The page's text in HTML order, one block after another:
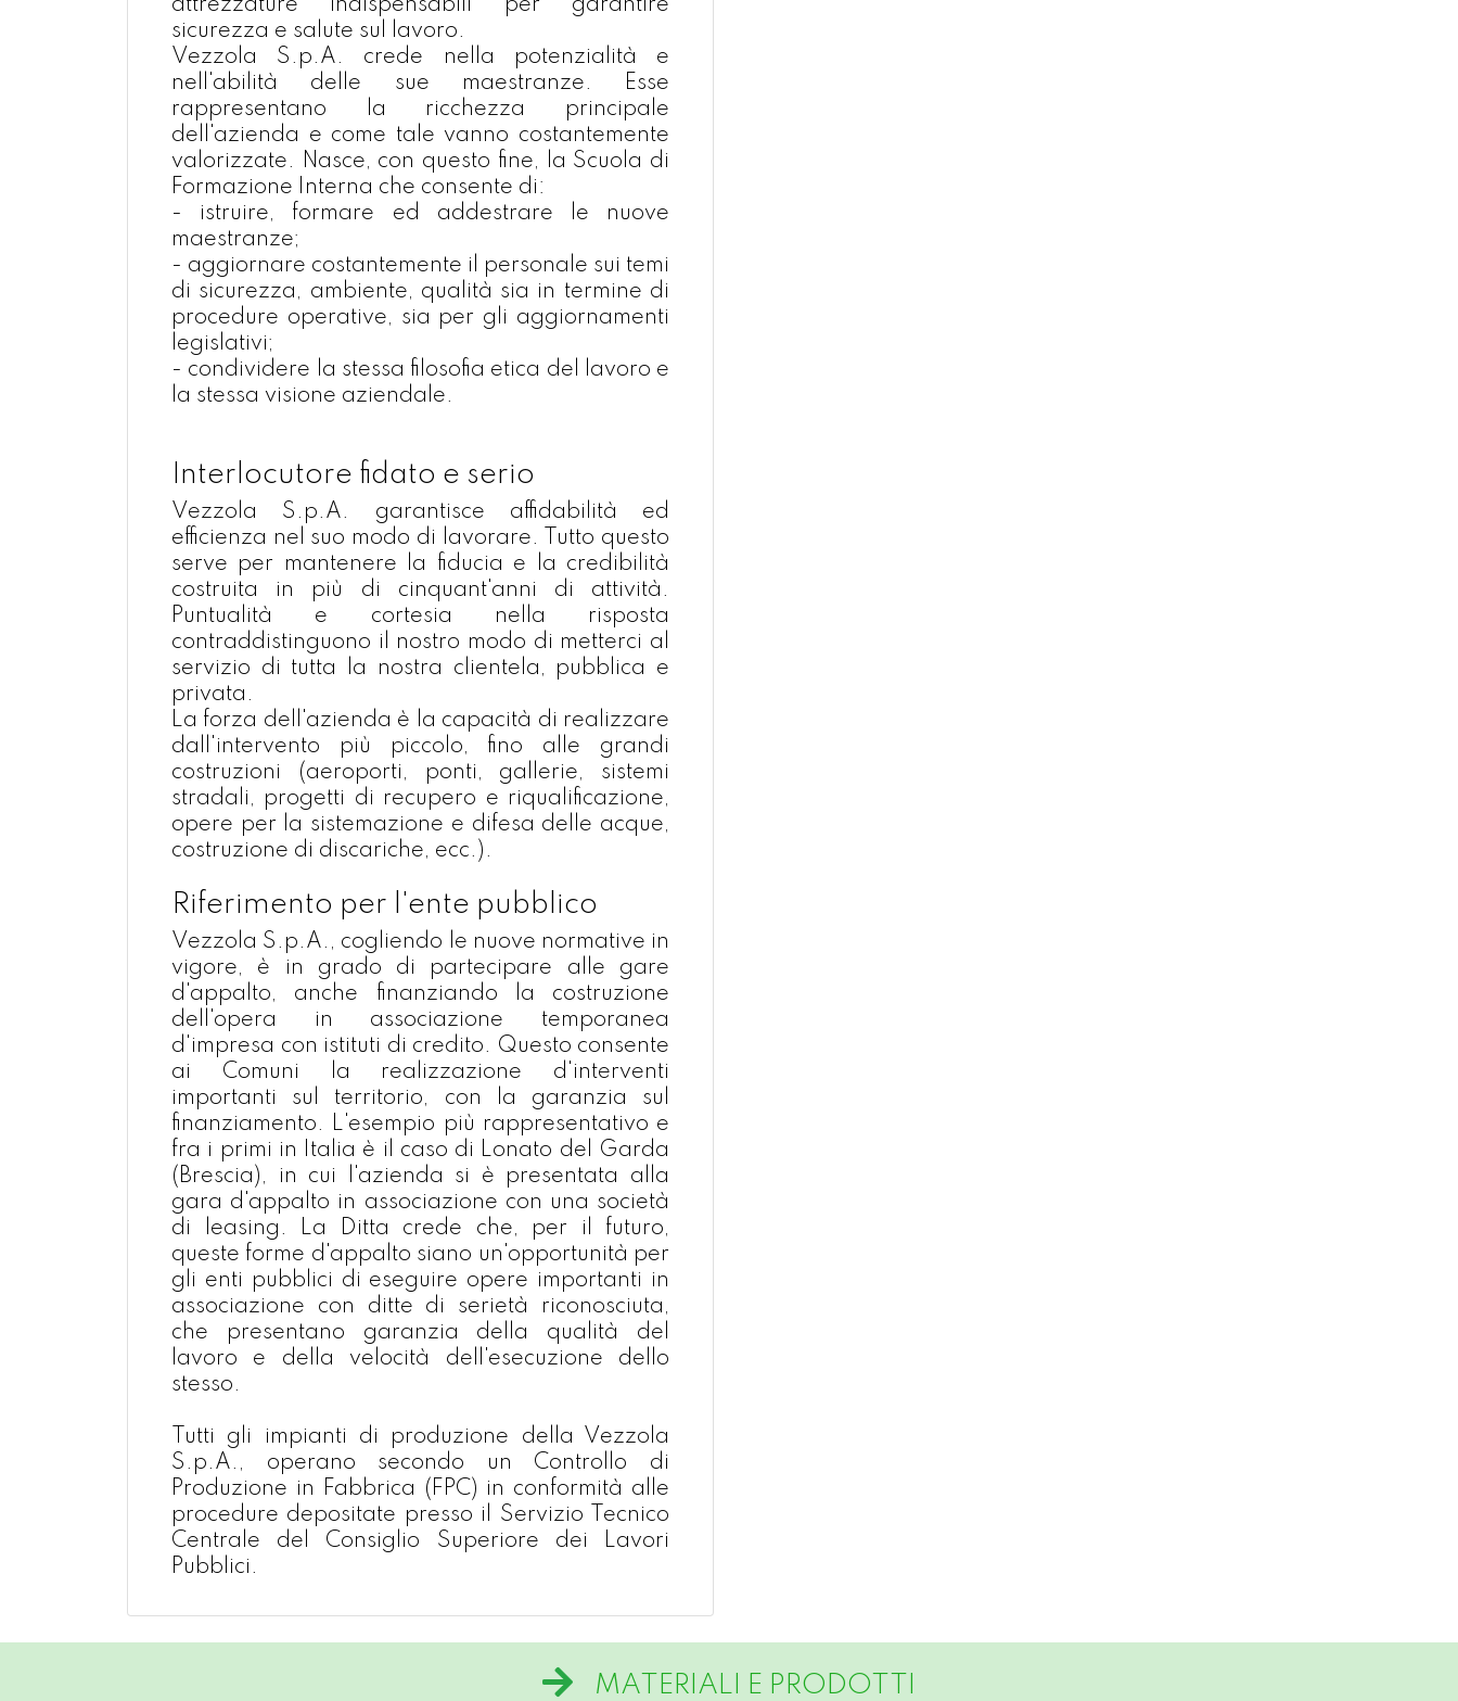
attrezzature indispensabili per garantire
sicurezza e salute sul lavoro.
Vezzola S.p.A. crede nella potenzialità e
nell'abilità delle sue maestranze. Esse
rappresentano la ricchezza principale
dell'azienda e come tale vanno costantemente
valorizzate. Nasce, con questo fine, la Scuola di
Formazione Interna che consente di:
- istruire, formare ed addestrare le nuove
maestranze;
- aggiornare costantemente il personale sui temi
di sicurezza, ambiente, qualità sia in termine di
procedure operative, sia per gli aggiornamenti
legislativi;
- condividere la stessa filosofia etica del lavoro e
la stessa visione aziendale.
Interlocutore fidato e serio
Vezzola S.p.A. garantisce affidabilità ed
efficienza nel suo modo di lavorare. Tutto questo
serve per mantenere la fiducia e la credibilità
costruita in più di cinquant'anni di attività.
Puntualità e cortesia nella risposta
contraddistinguono il nostro modo di metterci al
servizio di tutta la nostra clientela, pubblica e
privata.
La forza dell'azienda è la capacità di realizzare
dall'intervento più piccolo, fino alle grandi
costruzioni (aeroporti, ponti, gallerie, sistemi
stradali, progetti di recupero e riqualificazione,
opere per la sistemazione e difesa delle acque,
costruzione di discariche, ecc.).
Riferimento per l'ente pubblico
Vezzola S.p.A., cogliendo le nuove normative in
vigore, è in grado di partecipare alle gare
d'appalto, anche finanziando la costruzione
dell'opera in associazione temporanea
d'impresa con istituti di credito. Questo consente
ai Comuni la realizzazione d'interventi
importanti sul territorio, con la garanzia sul
finanziamento. L'esempio più rappresentativo e
fra i primi in Italia è il caso di Lonato del Garda
(Brescia), in cui l'azienda si è presentata alla
gara d'appalto in associazione con una società
di leasing. La Ditta crede che, per il futuro,
queste forme d'appalto siano un'opportunità per
gli enti pubblici di eseguire opere importanti in
associazione con ditte di serietà riconosciuta,
che presentano garanzia della qualità del
lavoro e della velocità dell'esecuzione dello
stesso.
Tutti gli impianti di produzione della Vezzola
S.p.A., operano secondo un Controllo di
Produzione in Fabbrica (FPC) in conformità alle
procedure depositate presso il Servizio Tecnico
Centrale del Consiglio Superiore dei Lavori
Pubblici.
MATERIALI E PRODOTTI